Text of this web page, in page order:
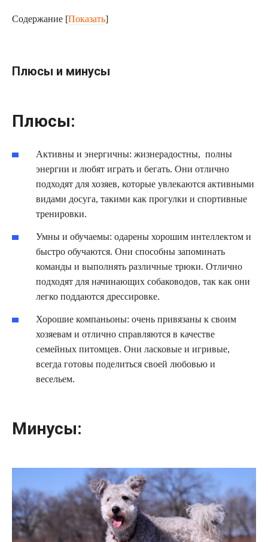
Содержание [Показать]
Плюсы и минусы
Плюсы:
Активны и энергичны: жизнерадостны, полны
энергии и любят играть и бегать. Они отлично
подходят для хозяев, которые увлекаются активными
видами досуга, такими как прогулки и спортивные
тренировки.
Умны и обучаемы: одарены хорошим интеллектом и
быстро обучаются. Они способны запоминать
команды и выполнять различные трюки. Отлично
подходят для начинающих собаководов, так как они
легко поддаются дрессировке.
Хорошие компаньоны: очень привязаны к своим
хозяевам и отлично справляются в качестве
семейных питомцев. Они ласковые и игривые,
всегда готовы поделиться своей любовью и
весельем.
Минусы: